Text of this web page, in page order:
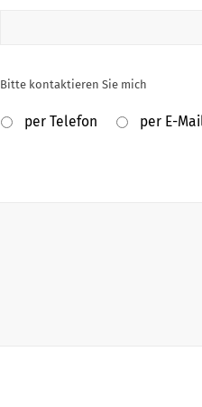
Bitte kontaktieren Sie mich
per Telefon per E-